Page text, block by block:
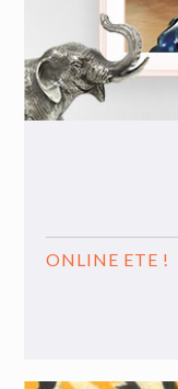
ONLINE ETE !